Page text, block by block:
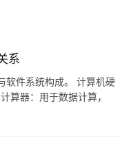
系
软件系统构成。 计算机硬
算器：用于数据计算，
作，如：主板的南桥，